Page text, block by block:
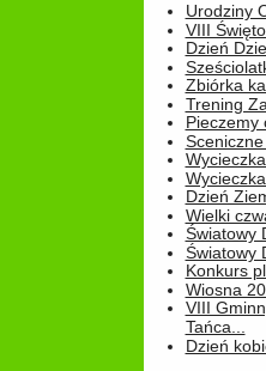
Urodziny
VIII
Dzień
Zbiórka
Trening
Pieczemy
Dzień
Wielki
Światowy
Światowy
Konkurs
Wiosna
VIII
Tańca...
Dzień